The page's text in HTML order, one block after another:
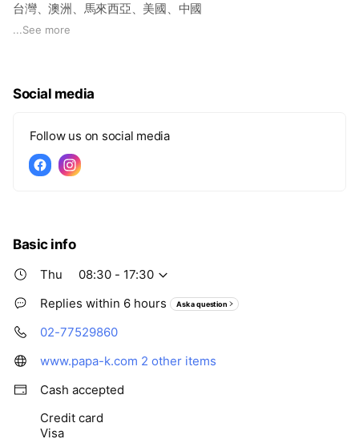
台灣、澳洲、馬來西亞、美國、中國
跨足 5 國倉庫代購集運
每一趟國際上的運輸流程
...See more
Social media
Follow us on social media
Basic info
Thu
08:30 - 17:30
Replies within 6 hours
Ask a question
02-77529860
www.papa-k.com 2 other items
Cash accepted
Credit card
Visa